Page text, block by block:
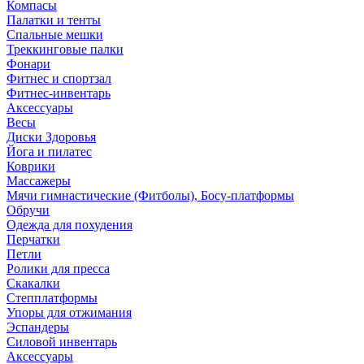
Компасы
Палатки и тенты
Спальные мешки
Треккинговые палки
Фонари
Фитнес и спортзал
Фитнес-инвентарь
Аксессуары
Весы
Диски Здоровья
Йога и пилатес
Коврики
Массажеры
Мячи гимнастические (Фитболы), Босу-платформы
Обручи
Одежда для похудения
Перчатки
Петли
Ролики для пресса
Скакалки
Степплатформы
Упоры для отжимания
Эспандеры
Силовой инвентарь
Аксессуары